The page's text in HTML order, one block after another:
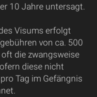
10 Jahre untersagt.
Visums erfolgt
von ca. 500
die zwangsweise
diese nicht
Tag im Gefängnis